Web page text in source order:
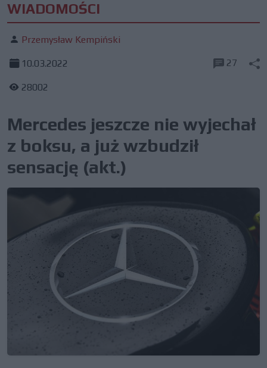
WIADOMOŚCI
Przemysław Kempiński
10.03.2022
28002
27
Mercedes jeszcze nie wyjechał
z boksu, a już wzbudził
sensację (akt.)